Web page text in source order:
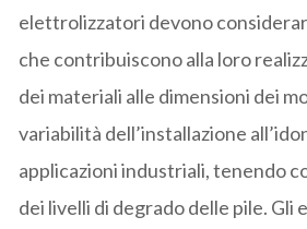
elettrolizzatori devono
che contribuiscono alla loro
dei materiali alle dimensioni dei
variabilità dell’installazione
applicazioni industriali, tenendo
dei livelli di degrado delle pile.